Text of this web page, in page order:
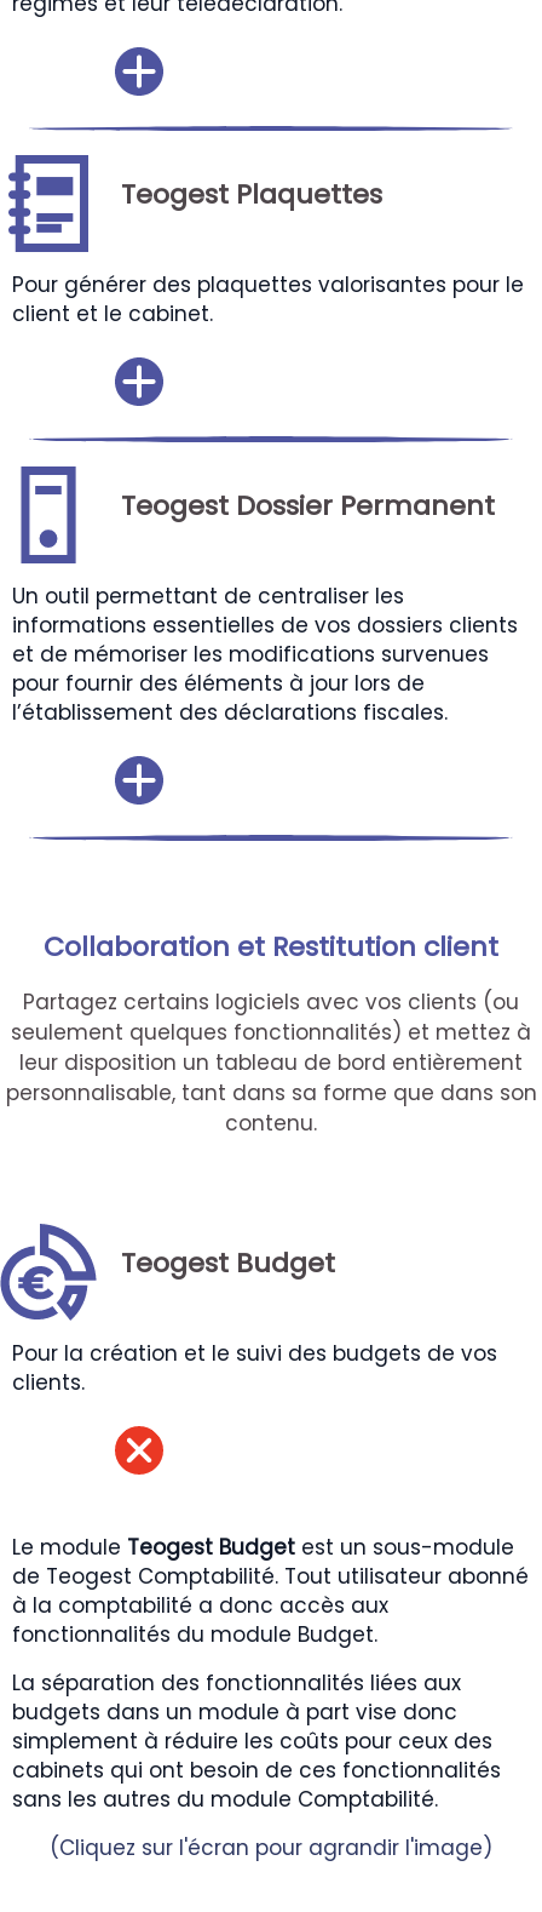
Teogest Plaquettes
Pour générer des plaquettes valorisantes pour le
client et le cabinet.
Teogest Dossier Permanent
Un outil permettant de centraliser les
informations essentielles de vos dossiers clients
et de mémoriser les modifications survenues
pour fournir des éléments à jour lors de
l’établissement des déclarations fiscales.
Collaboration et Restitution client
Partagez certains logiciels avec vos clients (ou
seulement quelques fonctionnalités) et mettez à
leur disposition un tableau de bord entièrement
personnalisable, tant dans sa forme que dans son
contenu.
Teogest Budget
Pour la création et le suivi des budgets de vos
clients.
Le module Teogest Budget est un sous-module
de Teogest Comptabilité. Tout utilisateur abonné
à la comptabilité a donc accès aux
fonctionnalités du module Budget.
La séparation des fonctionnalités liées aux
budgets dans un module à part vise donc
simplement à réduire les coûts pour ceux des
cabinets qui ont besoin de ces fonctionnalités
sans les autres du module Comptabilité.
(Cliquez sur l'écran pour agrandir l'image)